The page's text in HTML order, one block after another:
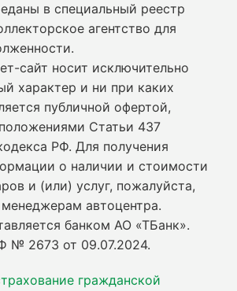
в специальный реестр
агентство для
сайт носит исключительно
характер и ни при каких
публичной офертой,
Статьи 437
РФ. Для получения
о наличии и стоимости
и (или) услуг, пожалуйста,
автоцентра.
банком АО «ТБанк».
№ 2673 от 09.07.2024.
гражданской